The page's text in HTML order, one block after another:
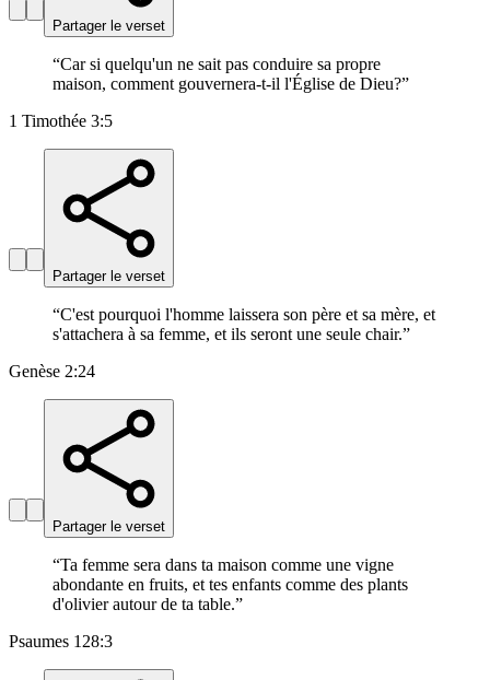
Partager le verset
“Car si quelqu'un ne sait pas conduire sa propre
maison, comment gouvernera-t-il l'Église de Dieu?”
1 Timothée 3:5
Partager le verset
“C'est pourquoi l'homme laissera son père et sa mère, et
s'attachera à sa femme, et ils seront une seule chair.”
Genèse 2:24
Partager le verset
“Ta femme sera dans ta maison comme une vigne
abondante en fruits, et tes enfants comme des plants
d'olivier autour de ta table.”
Psaumes 128:3